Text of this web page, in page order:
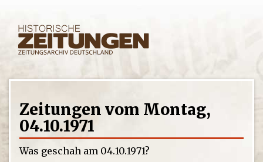
Zeitungen vom Montag,
04.10.1971
Was geschah am 04.10.1971?